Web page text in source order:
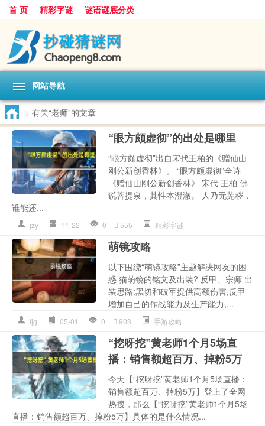
首 页 精彩字谜 谜语谜底分类
网站导航
> 有关“老师”的文章
“眼方颇虚彻”的出处是哪里
“眼方颇虚彻”出自宋代王柏的《赠仙山
刚公新创香林》。 “眼方颇虚彻”全诗
《赠仙山刚公新创香林》 宋代 王柏 佛
说菩提泉，其性本澄澈。 人乃无芜秽，
谁能还...
jzy 11-22 0 555 精彩字谜
萌镜攻略
以下围绕“萌镜攻略”主题解决网友的困
惑 猫萌镜的铭文及出装? 反甲、宗师 出
装思路:黑切和破军提供高额伤害,反甲
增加自己的作战能力及生产能力,...
ljg 05-01 0 903 手游攻略
“挖呀挖”黄老师1个月5场直
播：销售额超百万、掉粉5万
今天【“挖呀挖”黄老师1个月5场直播：
销售额超百万、掉粉5万】登上了全网
热搜，那么【“挖呀挖”黄老师1个月5场
直播：销售额超百万、掉粉5万】具体的是什么情况...